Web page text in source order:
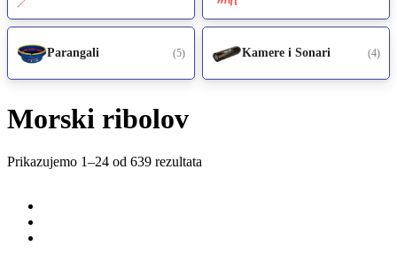
Parangali (5) Kamere i Sonari (4)
Morski ribolov
Prikazujemo 1–24 od 639 rezultata